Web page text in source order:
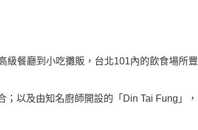
級餐廳到小吃攤販，台北101內的飲食場所豐
以及由知名廚師開設的「Din Tai Fung」，